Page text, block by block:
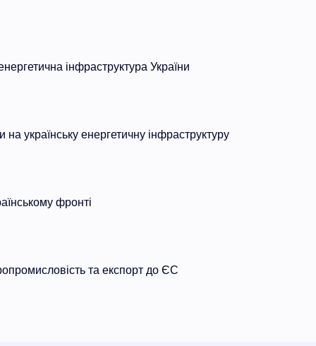
інфраструктура України
на українську енергетичну інфраструктуру
фронті
та експорт до ЄС